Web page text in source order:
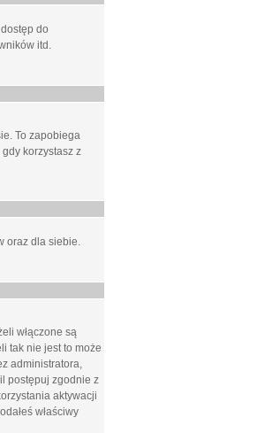
do
itd.
To zapobiega
korzystasz z
oraz dla siebie.
włączone są
tak nie jest to może
administratora,
postępuj zgodnie z
aktywacji
właściwy